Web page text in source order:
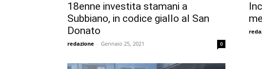
18enne investita stamani a
Subbiano, in codice giallo al San
Donato
redazione - Gennaio 25, 2021 0